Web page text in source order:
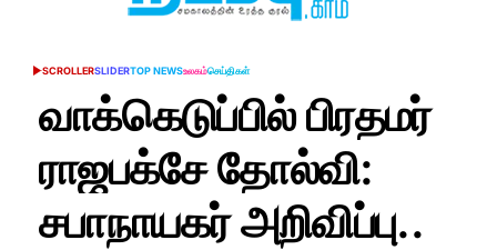
POSTED
SCROLLERSLIDERTOP NEWSஉலகம்செய்திகள்
வாக்கெடுப்பில் பிரதமர்
ராஜபக்சே தோல்வி:
சபாநாயகர் அறிவிப்பு..